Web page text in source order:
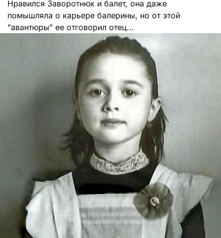
Нравился Заворотнюк и балет, она даже
помышляла о карьере балерины, но от этой
"авантюры" ее отговорил отец...